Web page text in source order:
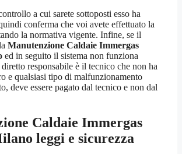
a cui sarete sottoposti esso ha
conferma che voi avete effettuato la
la normativa vigente. Infine, se il
Manutenzione Caldaie Immergas
ed in seguito il sistema non funziona
responsabile è il tecnico che non ha
e qualsiasi tipo di malfunzionamento
deve essere pagato dal tecnico e non dal
Caldaie Immergas
leggi e sicurezza